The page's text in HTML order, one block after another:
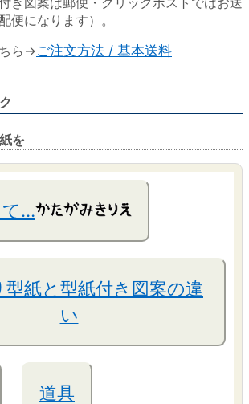
便になります）。
ら→ご注文方法 / 基本送料
を
て…
型紙と型紙付き図案の違
い
道具